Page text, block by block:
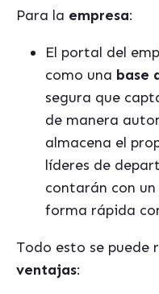
Para la empresa:
El portal del
como una base
segura que
de manera
almacena el
líderes de
contarán con
forma rápida
Todo esto se puede
ventajas: